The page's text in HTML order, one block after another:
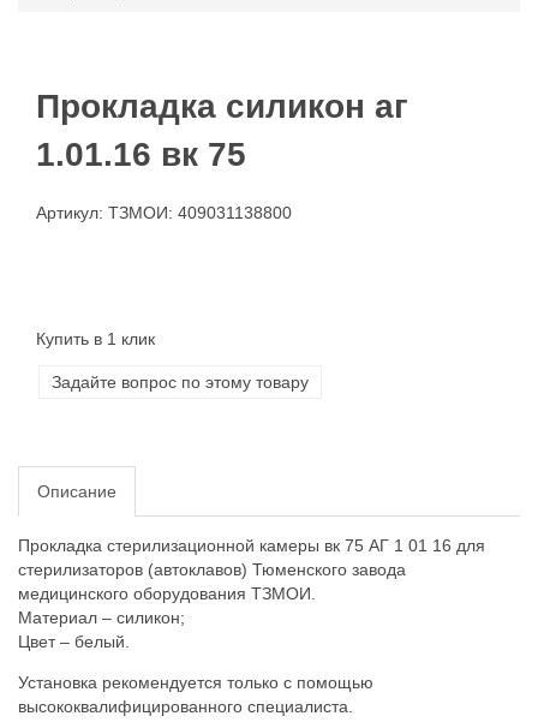
Прокладка силикон аг
1.01.16 вк 75
Артикул: ТЗМОИ: 409031138800
Купить в 1 клик
Задайте вопрос по этому товару
Описание
Прокладка стерилизационной камеры вк 75 АГ 1 01 16 для
стерилизаторов (автоклавов) Тюменского завода
медицинского оборудования ТЗМОИ.
Материал – силикон;
Цвет – белый.
Установка рекомендуется только с помощью
высококвалифицированного специалиста.